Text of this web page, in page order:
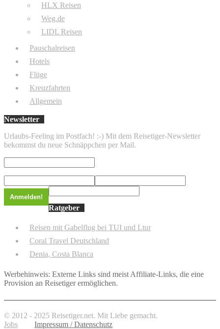
HLX Reisen
Weg.de
LIDL Reisen
Pauschalreisen
Hotels
Flüge
Kreuzfahrten
Allgemein
Newsletter
Urlaubs-Feeling im Postfach! :-) Mit dem Reisetiger-Newsletter
bekommst du neue Schnäppchen per Mail.
Ratgeber
Reisen mit Gabelflug bei TUI und Ltur
Coral Travel Deutschland
Denia, Costa Blanca
Werbehinweis: Externe Links sind meist Affiliate-Links, die eine
Provision an Reisetiger ermöglichen.
© 2012 - 2025 Reisetiger.net. Mit Liebe gemacht.
Jobs
Impressum / Datenschutz